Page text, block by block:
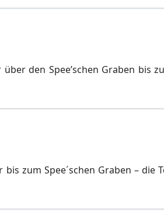
den Spee’schen Graben bis
zum Spee´schen Graben – die